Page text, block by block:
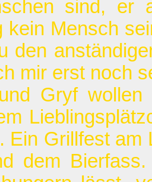
sind,
kein Mensch
den
mir erst noch
Gryf wollen
Ein Grillfest am
dem